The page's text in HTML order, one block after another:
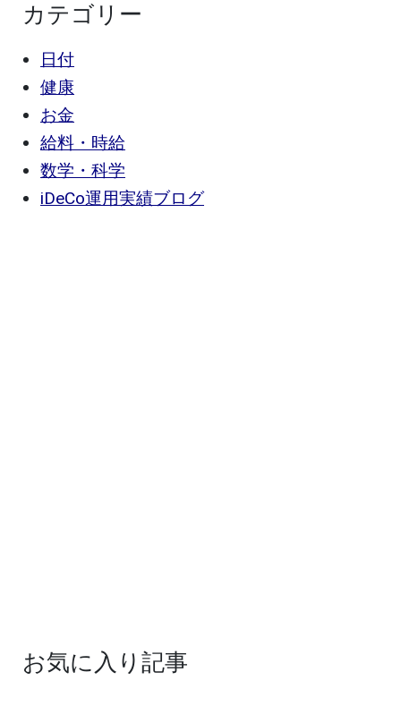
カテゴリー
日付
健康
お金
給料・時給
数学・科学
iDeCo運用実績ブログ
お気に入り記事